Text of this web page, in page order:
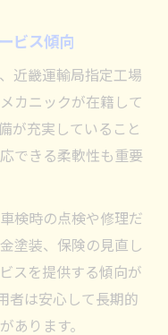
ビス傾向
近畿運輸局指定工場
カニックが在籍して
が充実していること
できる柔軟性も重要
検時の点検や修理だ
塗装、保険の見直し
スを提供する傾向が
者は安心して長期的
あります。